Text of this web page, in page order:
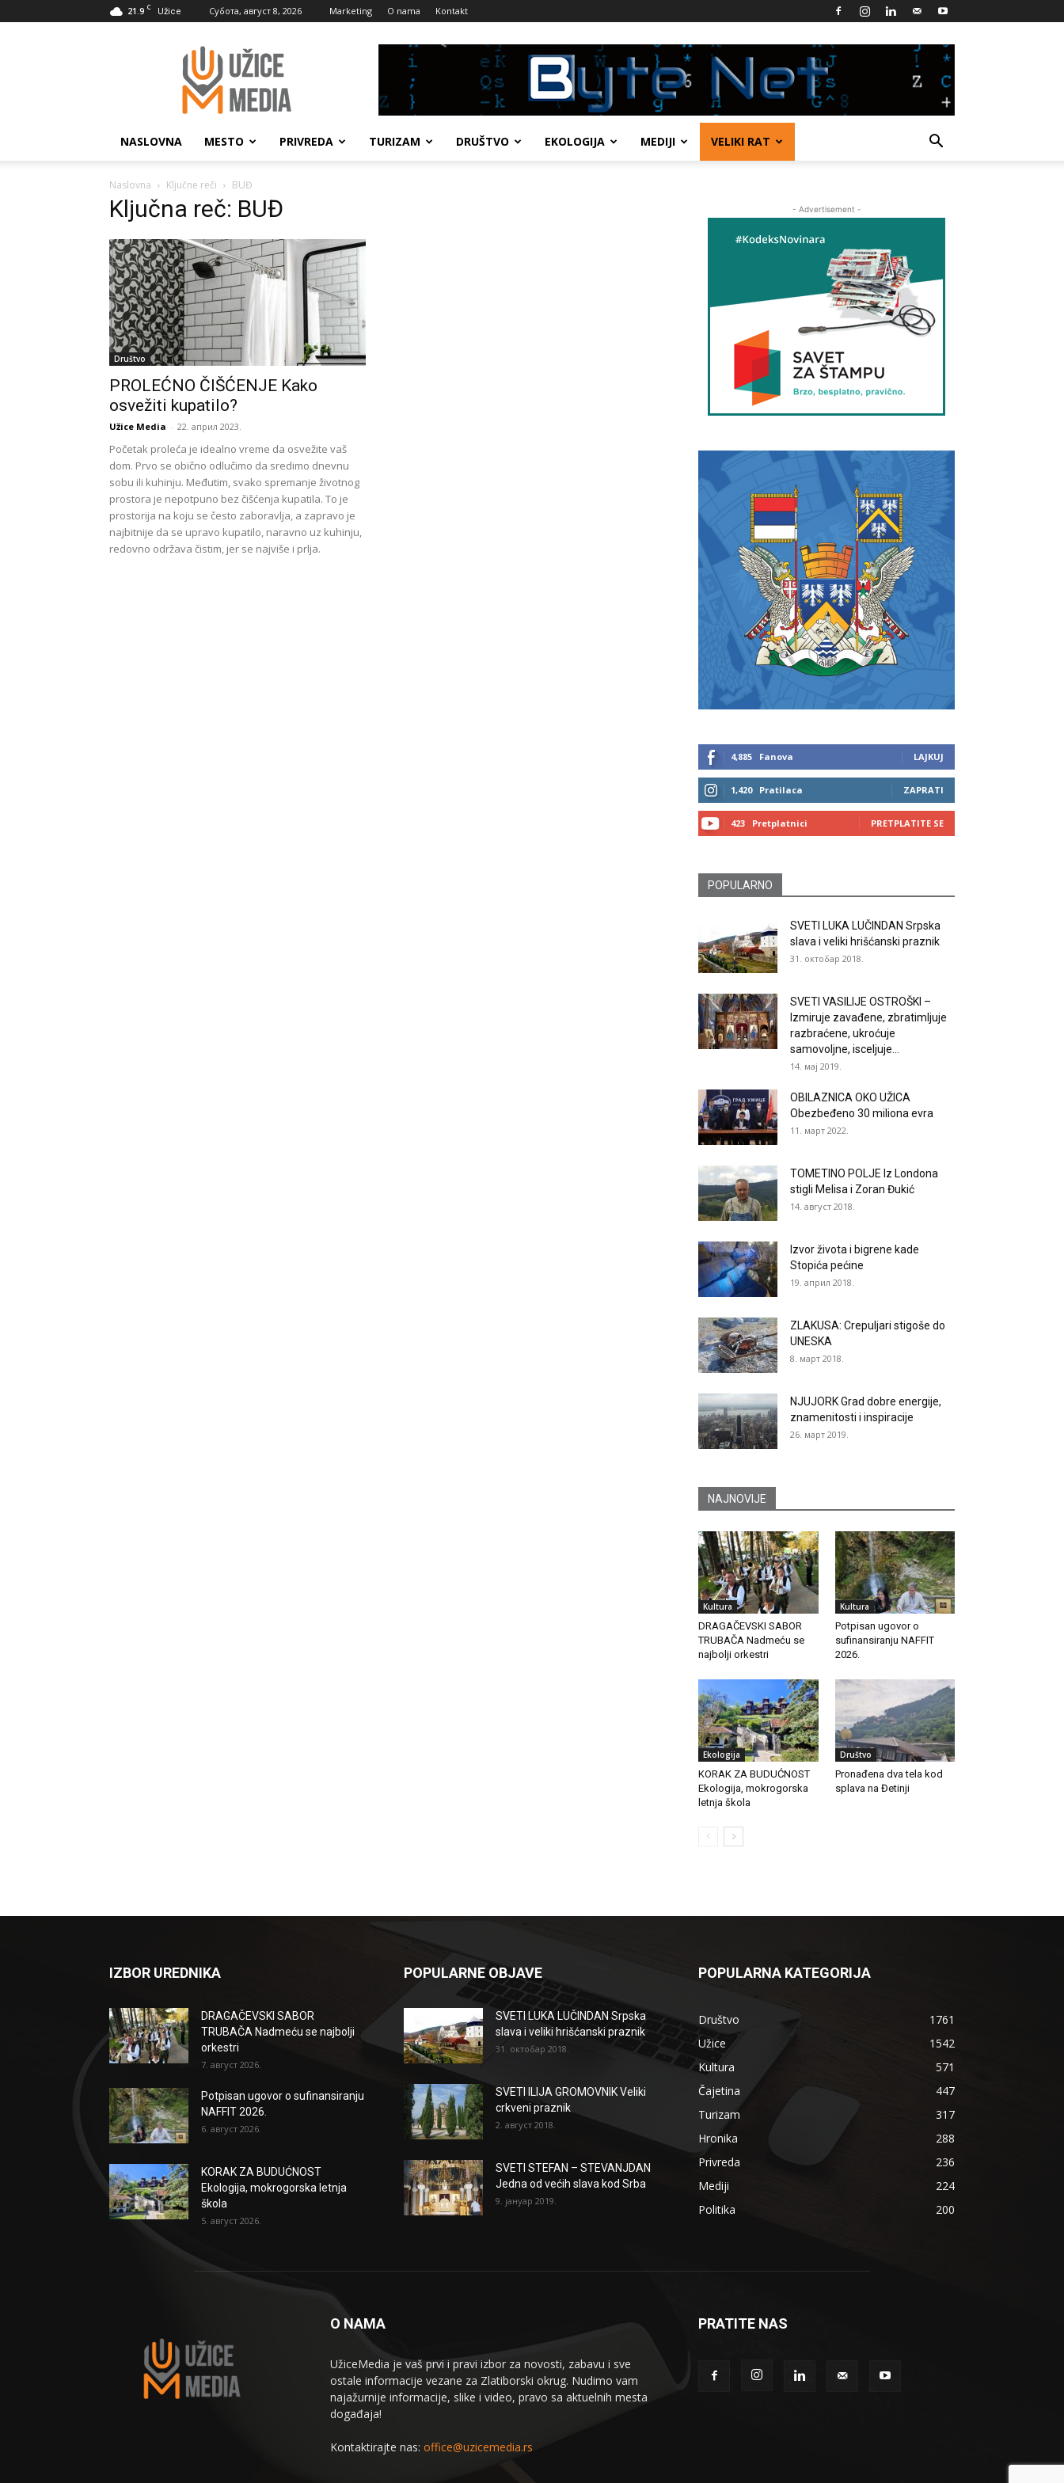
21.9 C Užice Субота, август 8, 2026 Marketing O nama Kontakt
UžiceMedia
NASLOVNA MESTO PRIVREDA TURIZAM DRUŠTVO EKOLOGIJA MEDIJI VELIKI RAT
Naslovna Ključne reči BUĐ
Ključna reč: BUĐ
Društvo
PROLEĆNO ČIŠĆENJE Kako
osvežiti kupatilo?
Užice Media - 22. април 2023.
Početak proleća je idealno vreme da osvežite vaš
dom. Prvo se obično odlučimo da sredimo dnevnu
sobu ili kuhinju. Međutim, svako spremanje životnog
prostora je nepotpuno bez čišćenja kupatila. To je
prostorija na koju se često zaboravlja, a zapravo je
najbitnije da se upravo kupatilo, naravno uz kuhinju,
redovno održava čistim, jer se najviše i prlja.
- Advertisement -
4,885 Fanova LAJKUJ
1,420 Pratilaca ZAPRATI
423 Pretplatnici PRETPLATITE SE
POPULARNO
SVETI LUKA LUČINDAN Srpska
slava i veliki hrišćanski praznik
31. октобар 2018.
SVETI VASILIJE OSTROŠKI –
Izmiruje zavađene, zbratimljuje
razbraćene, ukroćuje
samovoljne, isceljuje...
14. мај 2019.
OBILAZNICA OKO UŽICA
Obezbeđeno 30 miliona evra
11. март 2022.
TOMETINO POLJE Iz Londona
stigli Melisa i Zoran Đukić
14. август 2018.
Izvor života i bigrene kade
Stopića pećine
19. април 2018.
ZLAKUSA: Crepuljari stigoše do
UNESKA
8. март 2018.
NJUJORK Grad dobre energije,
znamenitosti i inspiracije
26. март 2019.
NAJNOVIJE
Kultura
DRAGAČEVSKI SABOR
TRUBAČA Nadmeću se
najbolji orkestri
Kultura
Potpisan ugovor o
sufinansiranju NAFFIT
2026.
Ekologija
KORAK ZA BUDUĆNOST
Ekologija, mokrogorska
letnja škola
Društvo
Pronađena dva tela kod
splava na Đetinji
IZBOR UREDNIKA
DRAGAČEVSKI SABOR
TRUBAČA Nadmeću se najbolji
orkestri
7. август 2026.
Potpisan ugovor o sufinansiranju
NAFFIT 2026.
6. август 2026.
KORAK ZA BUDUĆNOST
Ekologija, mokrogorska letnja
škola
5. август 2026.
POPULARNE OBJAVE
SVETI LUKA LUČINDAN Srpska
slava i veliki hrišćanski praznik
31. октобар 2018.
SVETI ILIJA GROMOVNIK Veliki
crkveni praznik
2. август 2018.
SVETI STEFAN – STEVANJDAN
Jedna od većih slava kod Srba
9. јануар 2019.
POPULARNA KATEGORIJA
Društvo
1761
Užice
1542
Kultura
571
Čajetina
447
Turizam
317
Hronika
288
Privreda
236
Mediji
224
Politika
200
O NAMA
UžiceMedia je vaš prvi i pravi izbor za novosti, zabavu i sve
ostale informacije vezane za Zlatiborski okrug. Nudimo vam
najažurnije informacije, slike i video, pravo sa aktuelnih mesta
događaja!
Kontaktirajte nas: office@uzicemedia.rs
PRATITE NAS